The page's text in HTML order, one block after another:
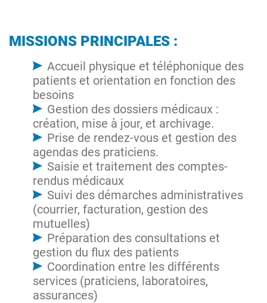
MISSIONS PRINCIPALES :
Accueil physique et téléphonique des
patients et orientation en fonction des
besoins
Gestion des dossiers médicaux :
création, mise à jour, et archivage.
Prise de rendez-vous et gestion des
agendas des praticiens.
Saisie et traitement des comptes-
rendus médicaux
Suivi des démarches administratives
(courrier, facturation, gestion des
mutuelles)
Préparation des consultations et
gestion du flux des patients
Coordination entre les différents
services (praticiens, laboratoires,
assurances)